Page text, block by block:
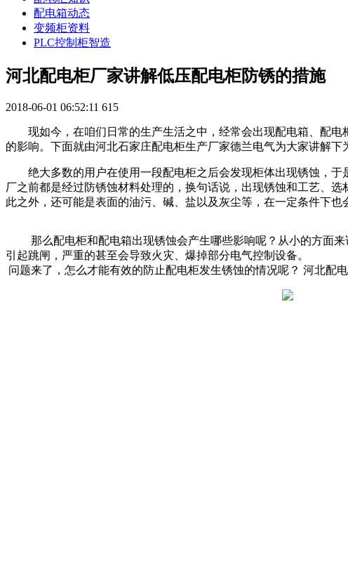
配电箱动态
变频柜资料
PLC控制柜智造
河北配电柜厂家讲解低压配电柜防锈的措施
2018-06-01 06:52:11 615
现如今，在咱们日常的生产生活之中，经常会出现配电箱、配
的影响。下面就由河北石家庄配电柜生产厂家德兰电气为大家讲解
绝大多数的用户在使用一段配电柜之后会发现柜体出现锈蚀，
厂之前都是经过防锈蚀材料处理的，换句话说，出现锈蚀和工艺、
此之外，还可能是表面的油污、碱、盐以及灰尘等，在一定条件下
那么配电柜和配电箱出现锈蚀会产生哪些影响呢？从小的方面
引起跳闸，严重的甚至会导致火灾、爆掉部分电气控制设备。
问题来了，怎么才能有效的防止配电柜发生锈蚀的情况呢？ 河北配